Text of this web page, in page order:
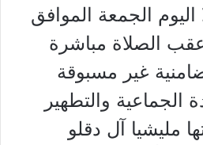
الجمعة الموافق
٢٠٢٥م عقب الصلاة مباشرة
غير مسبوقة
الجماعية والتطهير
مليشيا آل دقلو